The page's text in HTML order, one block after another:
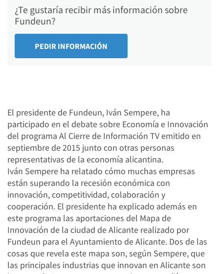
¿Te gustaría recibir más información sobre
Fundeun?
El presidente de Fundeun, Iván Sempere, ha
participado en el debate sobre Economía e Innovación
del programa Al Cierre de Información TV emitido en
septiembre de 2015 junto con otras personas
representativas de la economía alicantina.
Iván Sempere ha relatado cómo muchas empresas
están superando la recesión económica con
innovación, competitividad, colaboración y
cooperación. El presidente ha explicado además en
este programa las aportaciones del Mapa de
Innovación de la ciudad de Alicante realizado por
Fundeun para el Ayuntamiento de Alicante. Dos de las
cosas que revela este mapa son, según Sempere, que
las principales industrias que innovan en Alicante son